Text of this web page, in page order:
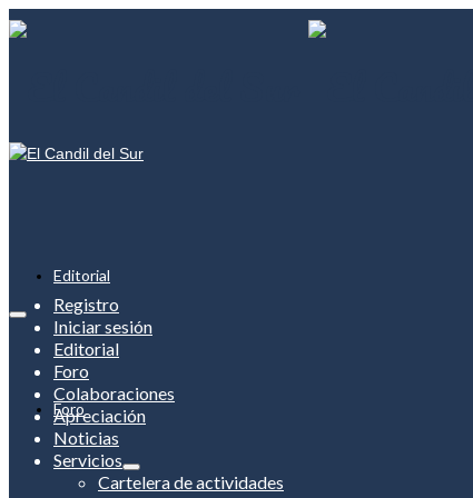
Editorial
Foro
Registro
Iniciar sesión
Editorial
Foro
Colaboraciones
Apreciación
Noticias
Servicios
Cartelera de actividades